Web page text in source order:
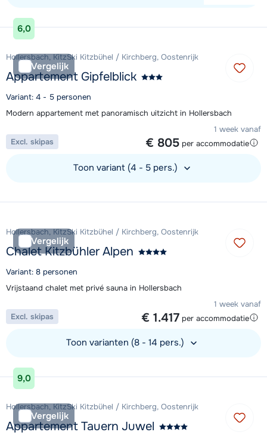
Bekijk accommodatie
6,0
Vergelijk
Hollersbach, KitzSki Kitzbühel / Kirchberg, Oostenrijk
Appartement Gipfelblick
Variant: 4 - 5 personen
Modern appartement met panoramisch uitzicht in Hollersbach
1 week vanaf
€ 805 per accommodatie
Excl. skipas
Toon variant (4 - 5 pers.)
Vergelijk
Hollersbach, KitzSki Kitzbühel / Kirchberg, Oostenrijk
Chalet Kitzbühler Alpen
Variant: 8 personen
Vrijstaand chalet met privé sauna in Hollersbach
1 week vanaf
€ 1.417 per accommodatie
Excl. skipas
Toon varianten (8 - 14 pers.)
Bekijk accommodatie
9,0
Vergelijk
Hollersbach, KitzSki Kitzbühel / Kirchberg, Oostenrijk
Appartement Tauern Juwel